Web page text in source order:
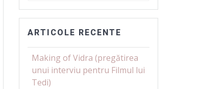
ARTICOLE RECENTE
Making of Vidra (pregătirea
unui interviu pentru Filmul lui
Tedi)